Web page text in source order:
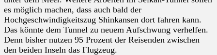
es möglich machen, dass auch bald der
Hochgeschwindigkeitszug Shinkansen dort fahren kann.
Das könnte dem Tunnel zu neuem Aufschwung verhelfen.
Denn bisher nutzen 95 Prozent der Reisenden zwischen
den beiden Inseln das Flugzeug.